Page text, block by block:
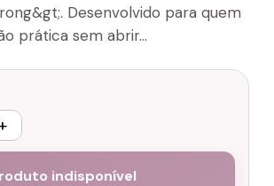
Desenvolvido para quem
prática sem abrir…
indisponível